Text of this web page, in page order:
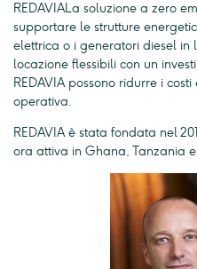
REDAVIALa soluzione a zero
supportare le strutture
elettrica o i generatori diesel in
locazione flessibili con un
REDAVIA possono ridurre i
operativa.
REDAVIA è stata fondata nel
ora attiva in Ghana, Tanzania e